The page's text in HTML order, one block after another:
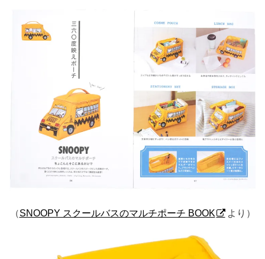
（SNOOPY スクールバスのマルチポーチ BOOK より）